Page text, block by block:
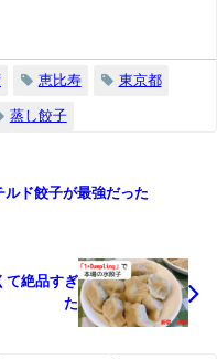
恵比寿 東京都
蒸し餃子
ド餃子が最強だった
て絶品すぎ
た